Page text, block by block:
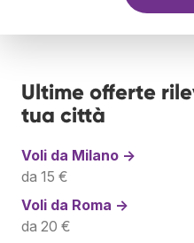
Ultime offerte
tua città
Voli da Milano →
da 15 €
Voli da Roma →
da 20 €